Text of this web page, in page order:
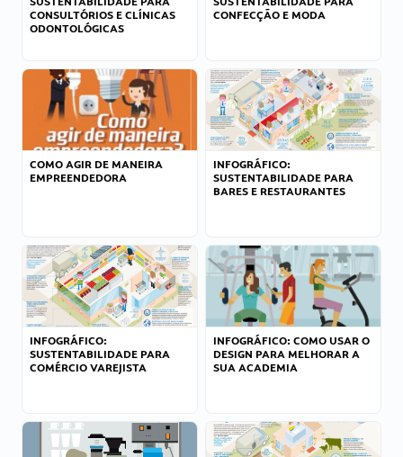
CONSULTÓRIOS E CLÍNICAS
ODONTOLÓGICAS
CONFECÇÃO E MODA
COMO AGIR DE MANEIRA
EMPREENDEDORA
INFOGRÁFICO:
SUSTENTABILIDADE PARA
BARES E RESTAURANTES
INFOGRÁFICO:
SUSTENTABILIDADE PARA
COMÉRCIO VAREJISTA
INFOGRÁFICO: COMO USAR O
DESIGN PARA MELHORAR A
SUA ACADEMIA